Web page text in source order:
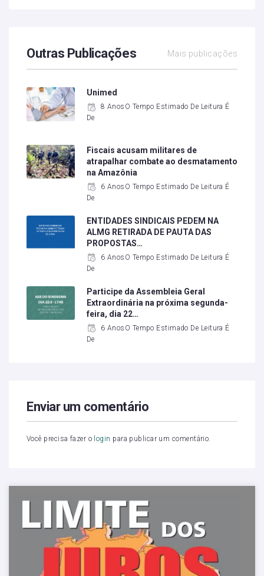
Outras Publicações Mais publicações
Unimed
8 AnosO Tempo Estimado De Leitura É
De
Fiscais acusam militares de
atrapalhar combate ao desmatamento
na Amazônia
6 AnosO Tempo Estimado De Leitura É
De
ENTIDADES SINDICAIS PEDEM NA
ALMG RETIRADA DE PAUTA DAS
PROPOSTAS…
6 AnosO Tempo Estimado De Leitura É
De
Participe da Assembleia Geral
Extraordinária na próxima segunda-
feira, dia 22…
6 AnosO Tempo Estimado De Leitura É
De
Enviar um comentário
Você precisa fazer o login para publicar um comentário.